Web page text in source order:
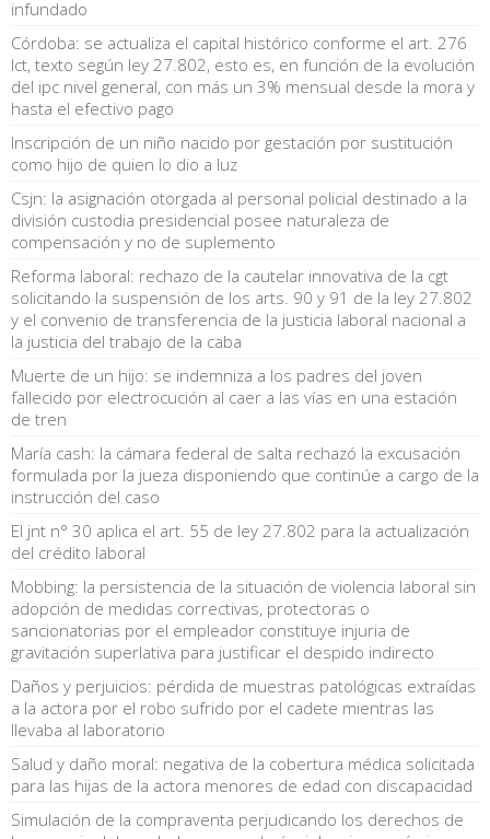
infundado
Córdoba: se actualiza el capital histórico conforme el art. 276
lct, texto según ley 27.802, esto es, en función de la evolución
del ipc nivel general, con más un 3% mensual desde la mora y
hasta el efectivo pago
Inscripción de un niño nacido por gestación por sustitución
como hijo de quien lo dio a luz
Csjn: la asignación otorgada al personal policial destinado a la
división custodia presidencial posee naturaleza de
compensación y no de suplemento
Reforma laboral: rechazo de la cautelar innovativa de la cgt
solicitando la suspensión de los arts. 90 y 91 de la ley 27.802
y el convenio de transferencia de la justicia laboral nacional a
la justicia del trabajo de la caba
Muerte de un hijo: se indemniza a los padres del joven
fallecido por electrocución al caer a las vías en una estación
de tren
María cash: la cámara federal de salta rechazó la excusación
formulada por la jueza disponiendo que continúe a cargo de la
instrucción del caso
El jnt n° 30 aplica el art. 55 de ley 27.802 para la actualización
del crédito laboral
Mobbing: la persistencia de la situación de violencia laboral sin
adopción de medidas correctivas, protectoras o
sancionatorias por el empleador constituye injuria de
gravitación superlativa para justificar el despido indirecto
Daños y perjuicios: pérdida de muestras patológicas extraídas
a la actora por el robo sufrido por el cadete mientras las
llevaba al laboratorio
Salud y daño moral: negativa de la cobertura médica solicitada
para las hijas de la actora menores de edad con discapacidad
Simulación de la compraventa perjudicando los derechos de